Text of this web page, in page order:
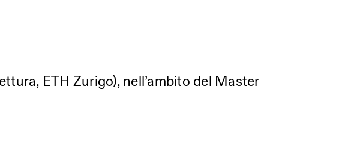
ETH Zurigo), nell’ambito del Master